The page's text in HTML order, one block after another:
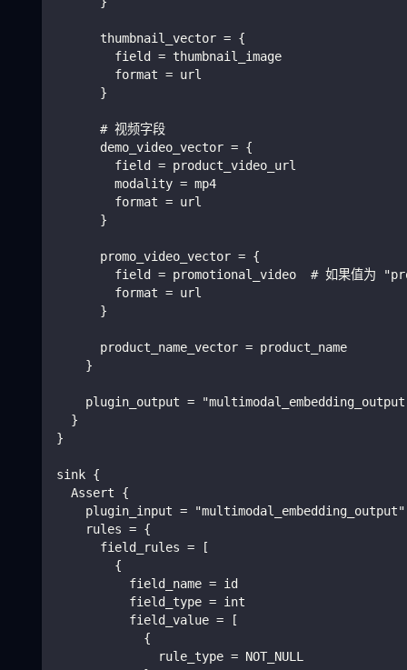
      thumbnail_vector = {
        field = thumbnail_image
        format = url
      }
      # 视频字段
      demo_video_vector = {
        field = product_video_url
        modality = mp4
        format = url
      }
      promo_video_vector = {
field = promotional_video  # 如果值为
        format = url
      }
      product_name_vector = product_name
    }
plugin_output =
  }
}
sink {
  Assert {
    plugin_input = "multimodal_embedding_output"
    rules = {
      field_rules = [
        {
          field_name = id
          field_type = int
          field_value = [
            {
              rule_type = NOT_NULL